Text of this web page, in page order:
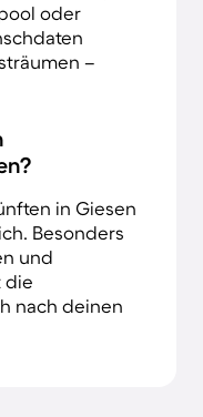
oder
–
in Giesen
Besonders
und
die
nach deinen